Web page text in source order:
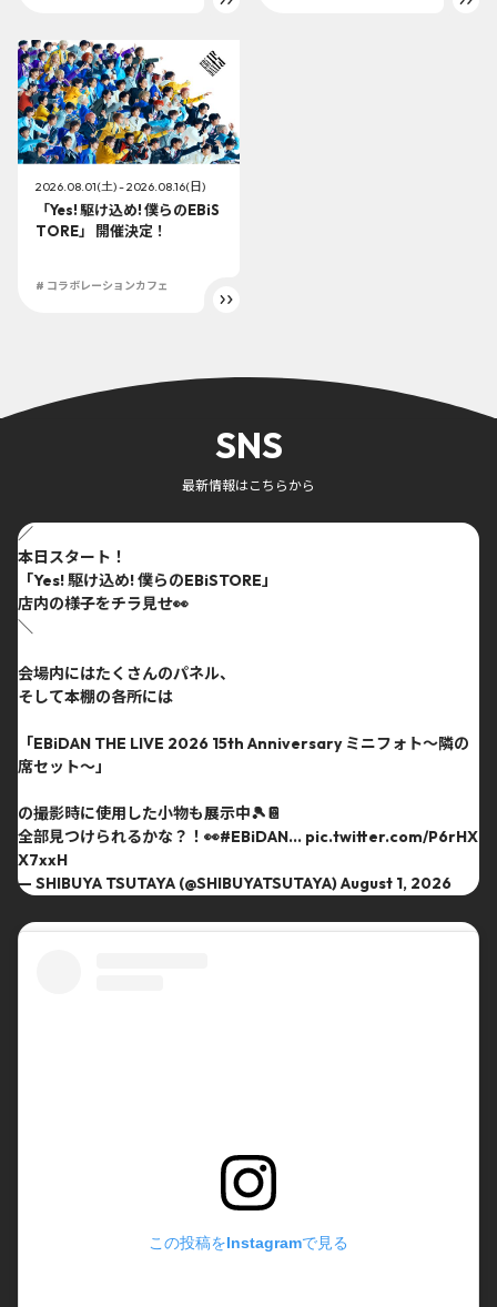
2026.08.01(土) - 2026.08.16(日)
「Yes! 駆け込め! 僕らのEBiS
TORE」 開催決定！
# コラボレーションカフェ
SNS
最新情報はこちらから
／
本日スタート！
「Yes! 駆け込め! 僕らのEBiSTORE」
店内の様子をチラ見せ👀
＼
会場内にはたくさんのパネル、
そして本棚の各所には
「EBiDAN THE LIVE 2026 15th Anniversary ミニフォト〜隣の
席セット〜」
の撮影時に使用した小物も展示中🎾📔
全部見つけられるかな？！👀#EBiDAN… pic.twitter.com/P6rHX
X7xxH
— SHIBUYA TSUTAYA (@SHIBUYATSUTAYA)August 1, 2026
この投稿をInstagramで見る